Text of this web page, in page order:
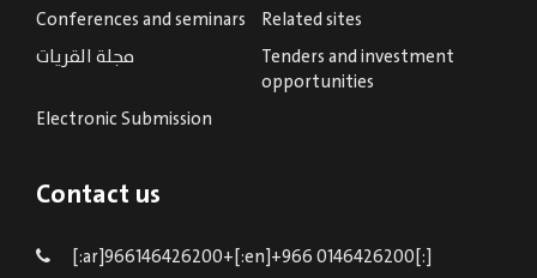
Conferences and seminars
Related sites
مجلة القريات
Tenders and investment
opportunities
Electronic Submission
Contact us
[:ar]966146426200+[:en]+966 0146426200[:]